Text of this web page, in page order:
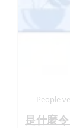
People
是什麼